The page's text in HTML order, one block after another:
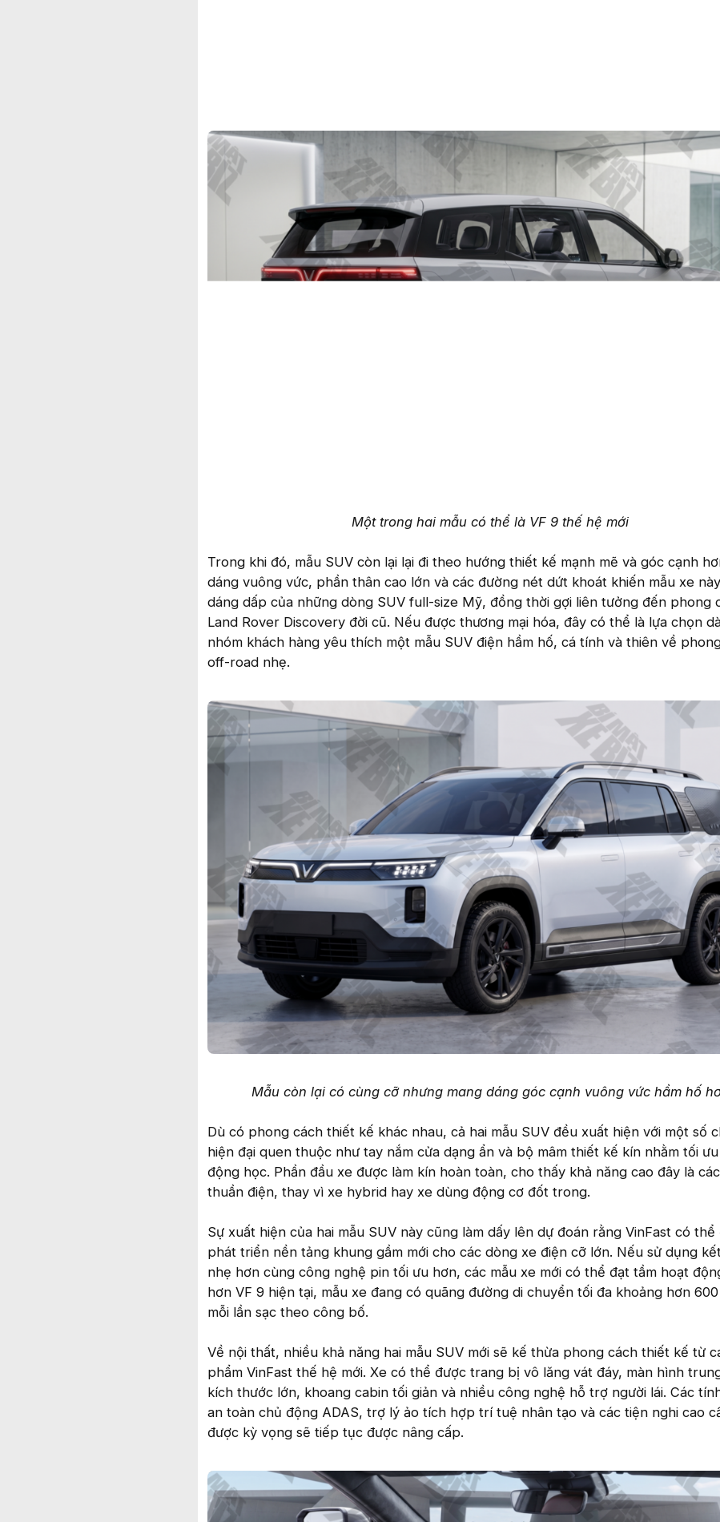
Một trong hai mẫu có thể là VF 9 thế hệ mới
Trong khi đó, mẫu SUV còn lại lại đi theo hướng thiết kế mạnh mẽ và góc cạnh
dáng vuông vức, phần thân cao lớn và các đường nét dứt khoát khiến mẫu xe
dáng dấp của những dòng SUV full-size Mỹ, đồng thời gợi liên tưởng đến phong
Land Rover Discovery đời cũ. Nếu được thương mại hóa, đây có thể là lựa chọn
nhóm khách hàng yêu thích một mẫu SUV điện hầm hố, cá tính và thiên về
off-road nhẹ.
Mẫu còn lại có cùng cỡ nhưng mang dáng góc cạnh vuông vức hầm hố
Dù có phong cách thiết kế khác nhau, cả hai mẫu SUV đều xuất hiện với một số
hiện đại quen thuộc như tay nắm cửa dạng ẩn và bộ mâm thiết kế kín nhằm tối
động học. Phần đầu xe được làm kín hoàn toàn, cho thấy khả năng cao đây là
thuần điện, thay vì xe hybrid hay xe dùng động cơ đốt trong.
Sự xuất hiện của hai mẫu SUV này cũng làm dấy lên dự đoán rằng VinFast có thể
phát triển nền tảng khung gầm mới cho các dòng xe điện cỡ lớn. Nếu sử dụng
nhẹ hơn cùng công nghệ pin tối ưu hơn, các mẫu xe mới có thể đạt tầm hoạt
hơn VF 9 hiện tại, mẫu xe đang có quãng đường di chuyển tối đa khoảng hơn
mỗi lần sạc theo công bố.
Về nội thất, nhiều khả năng hai mẫu SUV mới sẽ kế thừa phong cách thiết kế từ
phẩm VinFast thế hệ mới. Xe có thể được trang bị vô lăng vát đáy, màn hình
kích thước lớn, khoang cabin tối giản và nhiều công nghệ hỗ trợ người lái. Các
an toàn chủ động ADAS, trợ lý ảo tích hợp trí tuệ nhân tạo và các tiện nghi cao
được kỳ vọng sẽ tiếp tục được nâng cấp.